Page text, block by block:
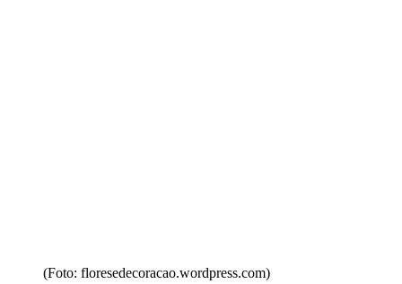
(Foto: floresedecoracao.wordpress.com)